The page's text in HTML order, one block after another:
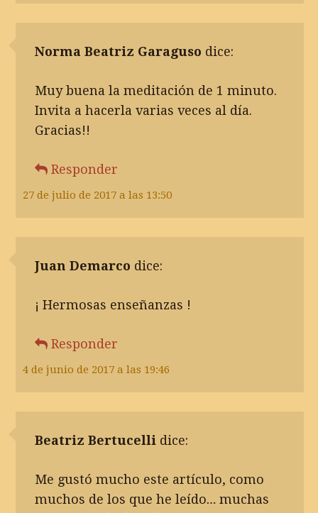
Norma Beatriz Garaguso dice:
27 de julio de 2017 a las 13:50
Muy buena la meditación de 1 minuto.
Invita a hacerla varias veces al día.
Gracias!!
Responder
Juan Demarco dice:
4 de junio de 2017 a las 19:46
¡ Hermosas enseñanzas !
Responder
Beatriz Bertucelli dice:
Me gustó mucho este artículo, como
muchos de los que he leído… muchas